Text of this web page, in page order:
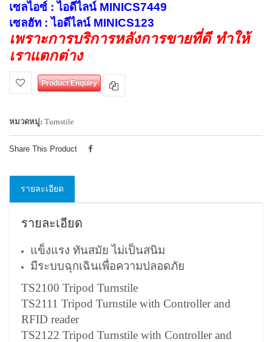
เซลไอซ์ : ไอดีไลน์ MINICS7449
เซลฮัท : ไอดีไลน์ MINICS123
เพราะการบริการหลังการขายที่ดี ทำให้
เราแตกต่าง
Product Enquiry
หมวดหมู่: Turnstile
Share This Product
รายละเอียด
รายละเอียด
แข็งแรง ทันสมัย ไม่เป็นสนิม
มีระบบฉุกเฉินเพื่อความปลอดภัย
TS2100 Tripod Turnstile
TS2111 Tripod Turnstile with Controller and
RFID reader
TS2122 Tripod Turnstile with Controller and